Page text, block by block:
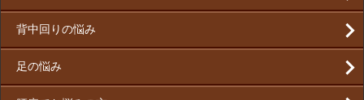
背中回りの悩み
足の悩み